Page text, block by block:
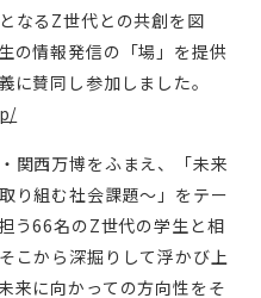
なるZ世代との共創を図
の情報発信の「場」を提供
に賛同し参加しました。
関西万博をふまえ、「未来
り組む社会課題～」をテー
う66名のZ世代の学生と相
こから深掘りして浮かび上
来に向かっての方向性をそ